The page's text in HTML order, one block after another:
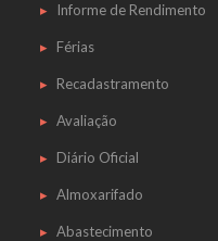
Informe de Rendimento
Férias
Recadastramento
Avaliação
Diário Oficial
Almoxarifado
Abastecimento